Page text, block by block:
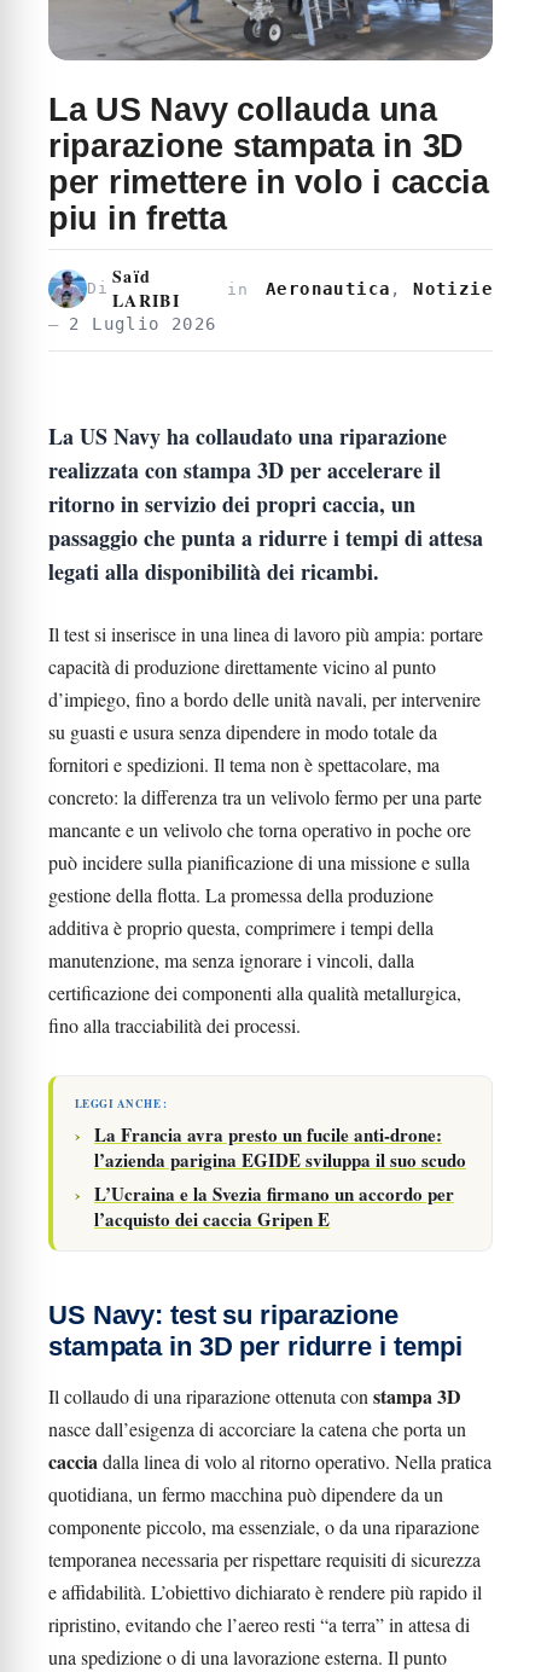
La US Navy collauda una
riparazione stampata in 3D
per rimettere in volo i caccia
piu in fretta
2 Luglio 2026
Di Saïd
LARIBI
in Aeronautica ,Notizie
La US Navy ha collaudato una riparazione
realizzata con stampa 3D per accelerare il
ritorno in servizio dei propri caccia, un
passaggio che punta a ridurre i tempi di attesa
legati alla disponibilità dei ricambi.
Il test si inserisce in una linea di lavoro più ampia: portare
capacità di produzione direttamente vicino al punto
d’impiego, fino a bordo delle unità navali, per intervenire
su guasti e usura senza dipendere in modo totale da
fornitori e spedizioni. Il tema non è spettacolare, ma
concreto: la differenza tra un velivolo fermo per una parte
mancante e un velivolo che torna operativo in poche ore
può incidere sulla pianificazione di una missione e sulla
gestione della flotta. La promessa della produzione
additiva è proprio questa, comprimere i tempi della
manutenzione, ma senza ignorare i vincoli, dalla
certificazione dei componenti alla qualità metallurgica,
fino alla tracciabilità dei processi.
LEGGI ANCHE :
La Francia avra presto un fucile anti-drone:
l’azienda parigina EGIDE sviluppa il suo scudo
L’Ucraina e la Svezia firmano un accordo per
l’acquisto dei caccia Gripen E
US Navy: test su riparazione
stampata in 3D per ridurre i tempi
Il collaudo di una riparazione ottenuta con stampa 3D
nasce dall’esigenza di accorciare la catena che porta un
cacciadalla linea di volo al ritorno operativo. Nella pratica
quotidiana, un fermo macchina può dipendere da un
componente piccolo, ma essenziale, o da una riparazione
temporanea necessaria per rispettare requisiti di sicurezza
e affidabilità. L’obiettivo dichiarato è rendere più rapido il
ripristino, evitando che l’aereo resti “a terra” in attesa di
una spedizione o di una lavorazione esterna. Il punto